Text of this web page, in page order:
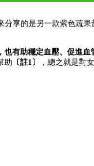
享的是另一款紫色蔬果
有助穩定血壓、 促進血
助 〔註1 〕 ，總之就是對